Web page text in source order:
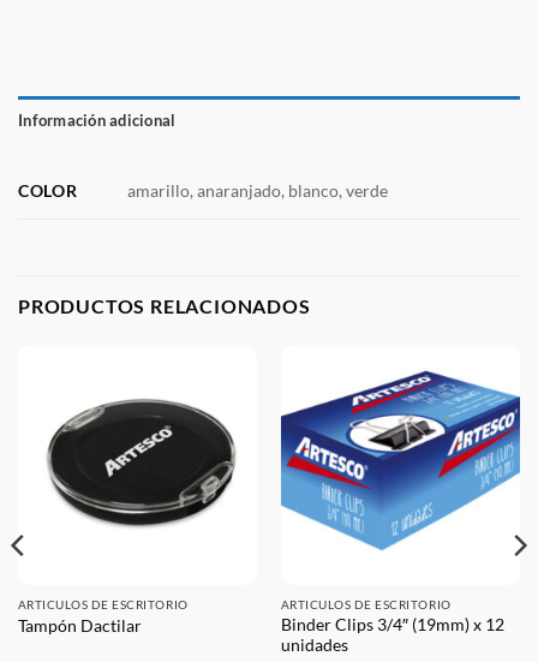
Información adicional
COLOR amarillo, anaranjado, blanco, verde
PRODUCTOS RELACIONADOS
ARTICULOS DE ESCRITORIO
Tampón Dactilar
ARTICULOS DE ESCRITORIO
Binder Clips 3/4″ (19mm) x 12
unidades